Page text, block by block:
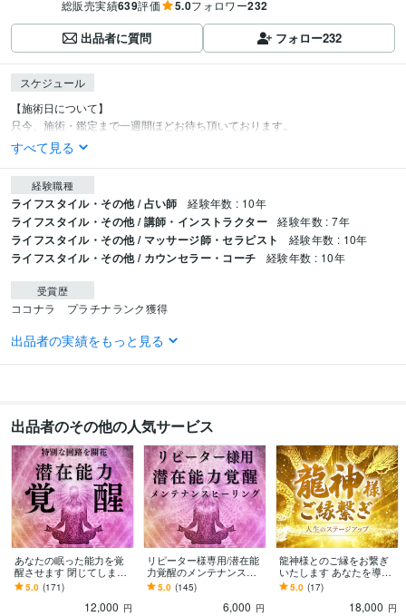
総販売実績639評価 5.0フォロワー232
出品者に質問 フォロー232
スケジュール
【施術日について】
只今、施術・鑑定まで一週間ほどお待ち頂いております。
すべて見る
経験職種
ライフスタイル・その他 / 占い師 経験年数 : 10年
ライフスタイル・その他 / 講師・インストラクター 経験年数 : 7年
ライフスタイル・その他 / マッサージ師・セラピスト 経験年数 : 10年
ライフスタイル・その他 / カウンセラー・コーチ 経験年数 : 10年
受賞歴
ココナラ　プラチナランク獲得
資格・検定
得意分野
占い ヒーリング チャネリング レイキヒーリング
スピリチュアル カウンセリング 占い 悩み相談 ビジネス
人間関係
チャネリング
ヒーリング アチューンメント レイキ
出品者の実績をもっと見る
出品者のその他の人気サービス
あなたの眠った能力を覚
醒させます 閉じてしまっ
た回路を開き潜在能力を
覚醒するヒーリング
5.0 (171)
12,000 円
リピーター様専用/潜在能
力覚醒のメンテナンスし
ます 回路をクリアにし、
覚醒をサポートするヒー
5.0 (145)
6,000 円
龍神様とのご縁をお繋ぎ
いたします あなたを導く
守護龍神様とのご縁繋ぎ
｜開運・使命・天命へ進
5.0 (17)
18,000 円